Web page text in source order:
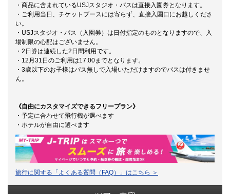
・商品に含まれているUSJスタジオ・パスは直接入園券となります。
・ご利用当日、チケットブースには寄らず、直接入園口にお越しくださ
い。
・USJスタジオ・パス（入園券）は日付指定のものとなりますので、入
場制限の心配はございません。
・2日券は連続した2日間利用です。
・12月31日のご利用は17:00までとなります。
・3歳以下のお子様はパス無しで入場いただけますのでパスは付きませ
ん。
《自由にカスタマイズできるフリープラン》
・予定に合わせて飛行機が選べます
・ホテルが自由に選べます
旅行に関する「よくある質問（FAQ）」はこちら ＞